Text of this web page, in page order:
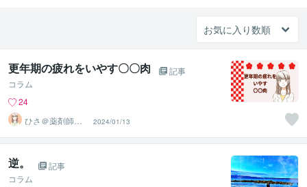
更年期の疲れをいやす〇〇肉
記事
コラム
24
ひさ＠薬剤師＆
国際薬膳師
2024/01/13
逆。
記事
コラム